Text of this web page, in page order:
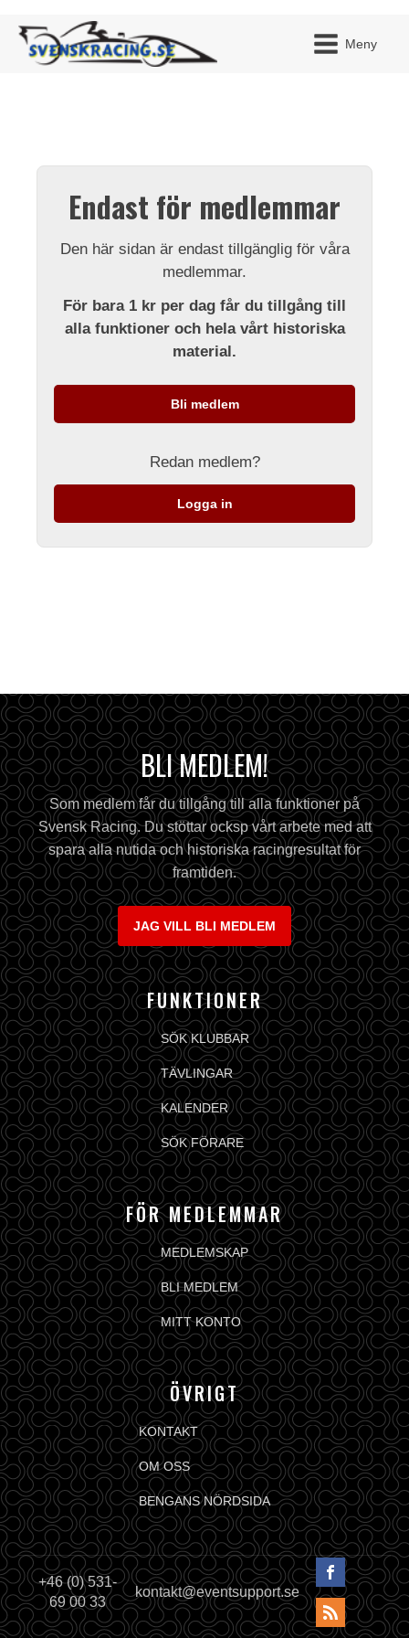
Meny
Endast för medlemmar
Den här sidan är endast tillgänglig för våra
medlemmar.
För bara 1 kr per dag får du tillgång till
alla funktioner och hela vårt historiska
material.
Bli medlem
Redan medlem?
Logga in
BLI MEDLEM!
Som medlem får du tillgång till alla funktioner på
Svensk Racing. Du stöttar ocksp vårt arbete med att
spara alla nutida och historiska racingresultat för
framtiden.
JAG VILL BLI MEDLEM
FUNKTIONER
SÖK KLUBBAR
TÄVLINGAR
KALENDER
SÖK FÖRARE
FÖR MEDLEMMAR
MEDLEMSKAP
BLI MEDLEM
MITT KONTO
ÖVRIGT
KONTAKT
OM OSS
BENGANS NÖRDSIDA
+46 (0) 531-
69 00 33
kontakt@eventsupport.se